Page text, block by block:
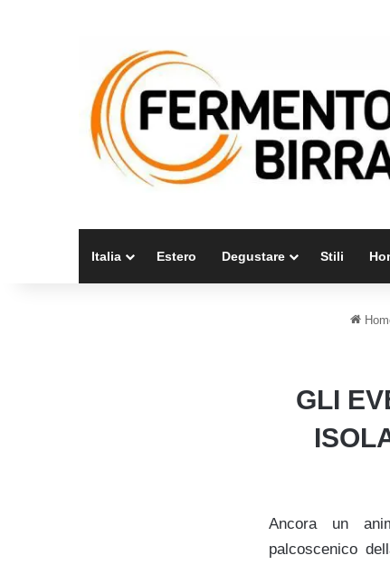
Italia Estero Degustare Stili
GLI
Ancora un
palcoscenico